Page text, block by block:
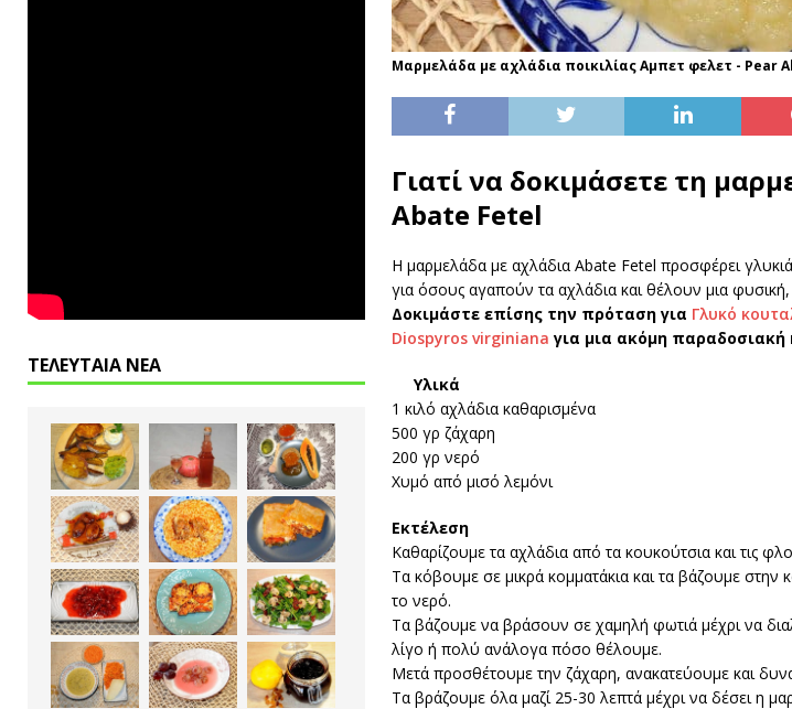
Μαρμελάδα με αχλάδια ποικιλίας Αμπετ φελετ - Pear
Γιατί να δοκιμάσετε τη
Abate Fetel
Η μαρμελάδα με αχλάδια Abate Fetel προσφέρει
για όσους αγαπούν τα αχλάδια και θέλουν μια φυσική,
Δοκιμάστε επίσης την πρόταση για Γλυκό
Diospyros virginiana για μια ακόμη παραδοσιακή
Υλικά
1 κιλό αχλάδια καθαρισμένα
500 γρ ζάχαρη
200 γρ νερό
Χυμό από μισό λεμόνι
Εκτέλεση
Καθαρίζουμε τα αχλάδια από τα κουκούτσια και τις
Τα κόβουμε σε μικρά κομματάκια και τα βάζουμε στην
το νερό.
Τα βάζουμε να βράσουν σε χαμηλή φωτιά μέχρι να
λίγο ή πολύ ανάλογα πόσο θέλουμε.
Μετά προσθέτουμε την ζάχαρη, ανακατεύουμε και
Τα βράζουμε όλα μαζί 25-30 λεπτά μέχρι να δέσει η
ΤΕΛΕΥΤΑΙΑ ΝΕΑ